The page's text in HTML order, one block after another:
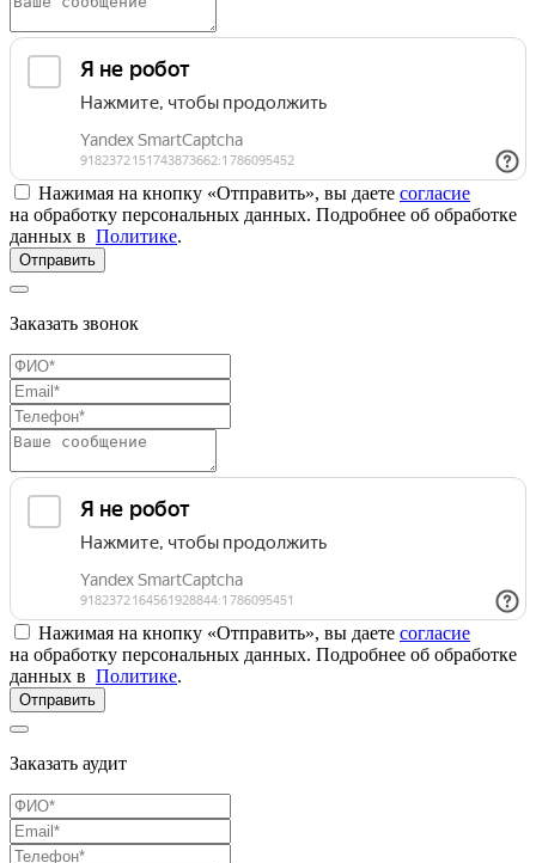
Нажимая на кнопку «Отправить», вы даете согласие
на обработку персональных данных. Подробнее об обработке
данных в Политике.
Отправить
Заказать звонок
Нажимая на кнопку «Отправить», вы даете согласие
на обработку персональных данных. Подробнее об обработке
данных в Политике.
Отправить
Заказать аудит